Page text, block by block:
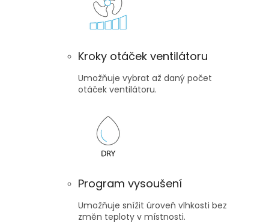
Kroky otáček ventilátoru
Umožňuje vybrat až daný počet
otáček ventilátoru.
Program vysoušení
Umožňuje snížit úroveň vlhkosti bez
změn teploty v místnosti.